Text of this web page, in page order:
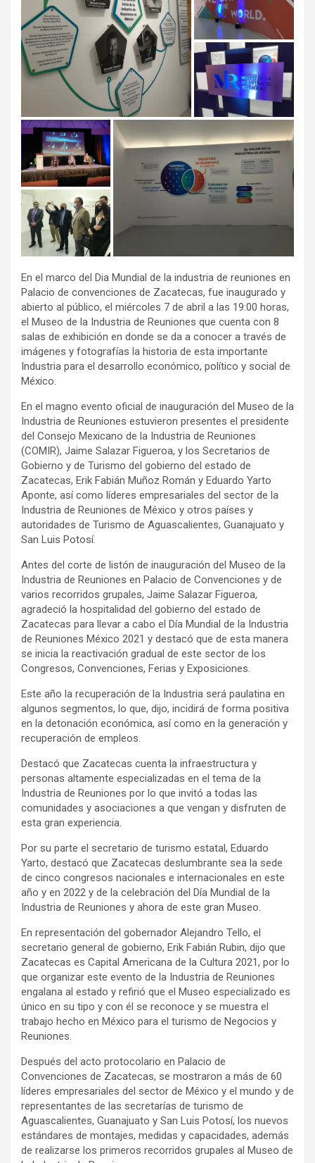
En el marco del Dia Mundial de la industria de reuniones en
Palacio de convenciones de Zacatecas, fue inaugurado y
abierto al público, el miércoles 7 de abril a las 19:00 horas,
el Museo de la Industria de Reuniones que cuenta con 8
salas de exhibición en donde se da a conocer a través de
imágenes y fotografías la historia de esta importante
Industria para el desarrollo económico, político y social de
México.
En el magno evento oficial de inauguración del Museo de la
Industria de Reuniones estuvieron presentes el presidente
del Consejo Mexicano de la Industria de Reuniones
(COMIR), Jaime Salazar Figueroa, y los Secretarios de
Gobierno y de Turismo del gobierno del estado de
Zacatecas, Erik Fabián Muñoz Román y Eduardo Yarto
Aponte, así como líderes empresariales del sector de la
Industria de Reuniones de México y otros países y
autoridades de Turismo de Aguascalientes, Guanajuato y
San Luis Potosí.
Antes del corte de listón de inauguración del Museo de la
Industria de Reuniones en Palacio de Convenciones y de
varios recorridos grupales, Jaime Salazar Figueroa,
agradeció la hospitalidad del gobierno del estado de
Zacatecas para llevar a cabo el Día Mundial de la Industria
de Reuniones México 2021 y destacó que de esta manera
se inicia la reactivación gradual de este sector de los
Congresos, Convenciones, Ferias y Exposiciones.
Este año la recuperación de la Industria será paulatina en
algunos segmentos, lo que, dijo, incidirá de forma positiva
en la detonación económica, así como en la generación y
recuperación de empleos.
Destacó que Zacatecas cuenta la infraestructura y
personas altamente especializadas en el tema de la
Industria de Reuniones por lo que invitó a todas las
comunidades y asociaciones a que vengan y disfruten de
esta gran experiencia.
Por su parte el secretario de turismo estatal, Eduardo
Yarto, destacó que Zacatecas deslumbrante sea la sede
de cinco congresos nacionales e internacionales en este
año y en 2022 y de la celebración del Día Mundial de la
Industria de Reuniones y ahora de este gran Museo.
En representación del gobernador Alejandro Tello, el
secretario general de gobierno, Erik Fabián Rubin, dijo que
Zacatecas es Capital Americana de la Cultura 2021, por lo
que organizar este evento de la Industria de Reuniones
engalana al estado y refirió que el Museo especializado es
único en su tipo y con él se reconoce y se muestra el
trabajo hecho en México para el turismo de Negocios y
Reuniones.
Después del acto protocolario en Palacio de
Convenciones de Zacatecas, se mostraron a más de 60
líderes empresariales del sector de México y el mundo y de
representantes de las secretarías de turismo de
Aguascalientes, Guanajuato y San Luis Potosí, los nuevos
estándares de montajes, medidas y capacidades, además
de realizarse los primeros recorridos grupales al Museo de